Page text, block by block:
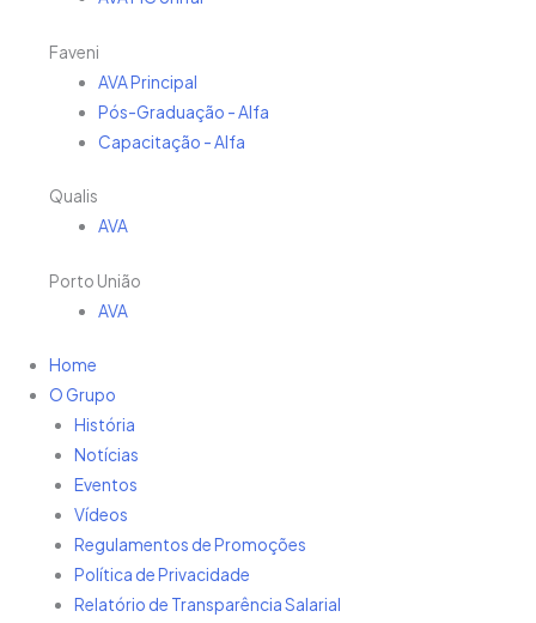
Faveni
AVA Principal
Pós-Graduação - Alfa
Capacitação - Alfa
Qualis
AVA
Porto União
AVA
Home
O Grupo
História
Notícias
Eventos
Vídeos
Regulamentos de Promoções
Política de Privacidade
Relatório de Transparência Salarial